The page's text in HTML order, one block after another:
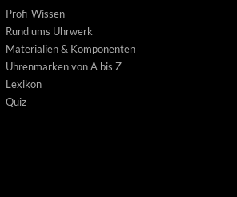
Profi-Wissen
Rund ums Uhrwerk
Materialien & Komponenten
Uhrenmarken von A bis Z
Lexikon
Quiz